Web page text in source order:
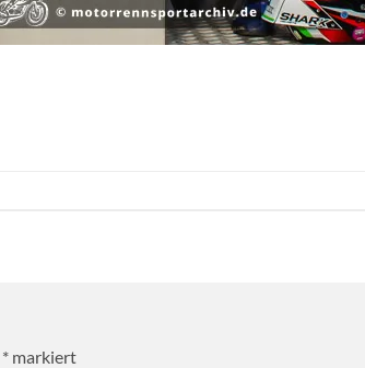
* markiert